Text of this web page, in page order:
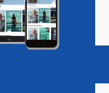
Vacatures